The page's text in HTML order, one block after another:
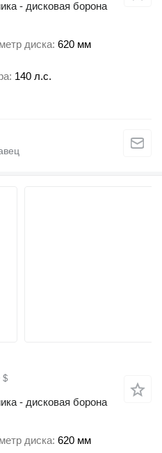
- дисковая борона
диска 620 мм
140 л.с.
$
- дисковая борона
диска 620 мм